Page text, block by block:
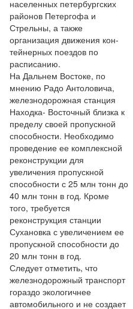
населенных петербургских
районов Петергофа и
Стрельны, а также
организация движения кон­
тейнерных поездов по
расписанию.
На Дальнем Востоке, по
мнению Радо Анто­ловича,
железнодорожная станция
Находка- Восточный близка к
пределу своей пропускной
способности. Необходимо
проведение ее ком­плексной
реконструкции для
увеличения про­пускной
способности с 25 млн тонн до
40 млн тонн в год. Кроме
того, требуется
реконструкция станции
Сухановка с увеличением ее
пропускной способности до
20 млн тонн в год.
Следует отметить, что
железнодорожный транспорт
гораздо экологичнее
автомобильного и не создает